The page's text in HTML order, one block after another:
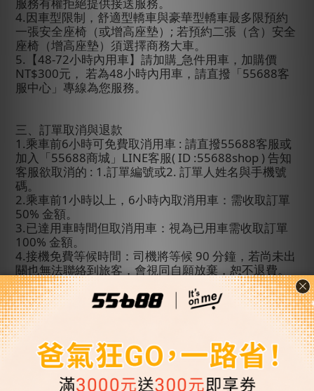
4.因車型限制，舒適型轎車與豪華型轎車最多限預約
一張安全座椅（或增高座墊） ; 若預約二張（含）安全
座椅（增高座墊）須選擇商務大車。
5. 【48-72小時內用車】請加購 急件用車，加購價
NT$300元 ， 若為48小時內用車 ，請直撥「55688客
服中心」專線為您服務。
三、訂單取消與退款
1.乘車前6小時可免費取消用車 : 請直撥55688客服或
加入「55688商城」 LINE客服( ID :55688shop ) 告知
客服欲取消的 : 1.訂單編號或2. 訂單人姓名與手機號
碼。
2.乘車前1小時以上， 6小時內取消用車：需收取訂單
50% 金額。
3.已達用車時間但取消用車：視為已用車需收取訂單
100% 金額。
4.接機免費等候時間：司機將等候 90 分鐘，若尚未出
關也無法聯絡到旅客，會視同自願放棄，恕不退費。
(例：班機抵達時間 13:30仍無法聯絡到
旅客，司機向客服回報後會直接離開機場。)
5.若您的班機延誤超過表訂抵達時間4 小時（含）以
上，請主動聯繫客服中心。客服將盡力協助重新安
排；若因車輛調度不足，該筆訂單將取消並全額退
費。若您抵達台灣後仍需用車，請聯繫「55688客服
中心」以便重新安排。(指定時間接機者仍需於用車時
小時前取消才可全額退費)